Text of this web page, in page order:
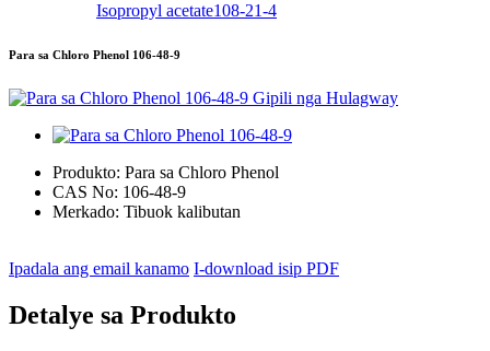
Isopropyl acetate108-21-4
Para sa Chloro Phenol 106-48-9
Produkto: Para sa Chloro Phenol
CAS No: 106-48-9
Merkado: Tibuok kalibutan
Ipadala ang email kanamo I-download isip PDF
Detalye sa Produkto